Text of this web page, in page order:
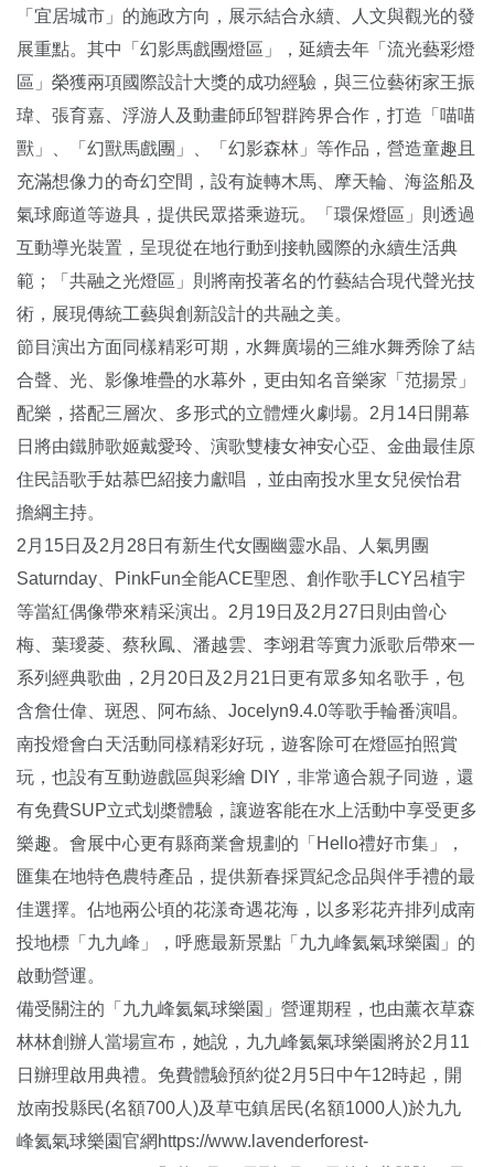
「宜居城市」的施政方向，展示結合永續、人文與觀光的發
展重點。其中「幻影馬戲團燈區」，延續去年「流光藝彩燈
區」榮獲兩項國際設計大獎的成功經驗，與三位藝術家王振
瑋、張育嘉、浮游人及動畫師邱智群跨界合作，打造「喵喵
獸」、「幻獸馬戲團」、「幻影森林」等作品，營造童趣且
充滿想像力的奇幻空間，設有旋轉木馬、摩天輪、海盜船及
氣球廊道等遊具，提供民眾搭乘遊玩。「環保燈區」則透過
互動導光裝置，呈現從在地行動到接軌國際的永續生活典
範；「共融之光燈區」則將南投著名的竹藝結合現代聲光技
術，展現傳統工藝與創新設計的共融之美。
節目演出方面同樣精彩可期，水舞廣場的三維水舞秀除了結
合聲、光、影像堆疊的水幕外，更由知名音樂家「范揚景」
配樂，搭配三層次、多形式的立體煙火劇場。2月14日開幕
日將由鐵肺歌姬戴愛玲、演歌雙棲女神安心亞、金曲最佳原
住民語歌手姑慕巴紹接力獻唱 ，並由南投水里女兒侯怡君
擔綱主持。
2月15日及2月28日有新生代女團幽靈水晶、人氣男團
Saturnday、PinkFun全能ACE聖恩、創作歌手LCY呂植宇
等當紅偶像帶來精采演出。2月19日及2月27日則由曾心
梅、葉璦菱、蔡秋鳳、潘越雲、李翊君等實力派歌后帶來一
系列經典歌曲，2月20日及2月21日更有眾多知名歌手，包
含詹仕偉、斑恩、阿布絲、Jocelyn9.4.0等歌手輪番演唱。
南投燈會白天活動同樣精彩好玩，遊客除可在燈區拍照賞
玩，也設有互動遊戲區與彩繪 DIY，非常適合親子同遊，還
有免費SUP立式划槳體驗，讓遊客能在水上活動中享受更多
樂趣。會展中心更有縣商業會規劃的「Hello禮好市集」，
匯集在地特色農特產品，提供新春採買紀念品與伴手禮的最
佳選擇。佔地兩公頃的花漾奇遇花海，以多彩花卉排列成南
投地標「九九峰」，呼應最新景點「九九峰氦氣球樂園」的
啟動營運。
備受關注的「九九峰氦氣球樂園」營運期程，也由薰衣草森
林林創辦人當場宣布，她說，九九峰氦氣球樂園將於2月11
日辦理啟用典禮。免費體驗預約從2月5日中午12時起，開
放南投縣民(名額700人)及草屯鎮居民(名額1000人)於九九
峰氦氣球樂園官網 https://www.lavenderforest-